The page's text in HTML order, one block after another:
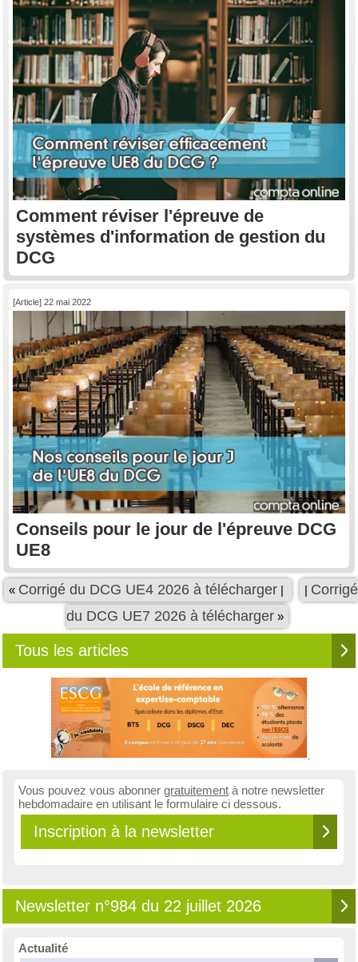
Comment réviser l'épreuve de
systèmes d'information de gestion du
DCG
[Article] 22 mai 2022
Conseils pour le jour de l'épreuve DCG
UE8
« Corrigé du DCG UE4 2026 à télécharger | | Corrigé
du DCG UE7 2026 à télécharger»
Tous les articles
Vous pouvez vous abonner gratuitement à notre newsletter
hebdomadaire en utilisant le formulaire ci dessous.
Inscription à la newsletter
Newsletter n°984 du 22 juillet 2026
Actualité